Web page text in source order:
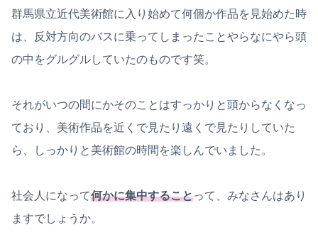
群馬県立近代美術館に入り始めて何個か作品を見始めた時
は、反対方向のバスに乗ってしまったことやらなにやら頭
の中をグルグルしていたのものです笑。
それがいつの間にかそのことはすっかりと頭からなくなっ
ており、美術作品を近くで見たり遠くで見たりしていた
ら、しっかりと美術館の時間を楽しんでいました。
社会人になって何かに集中することって、みなさんはあり
ますでしょうか。